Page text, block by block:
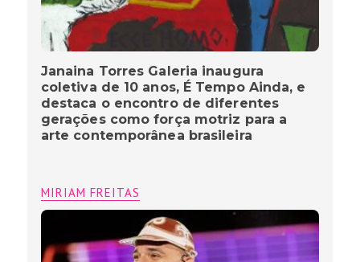
Janaina Torres Galeria inaugura
coletiva de 10 anos, É Tempo Ainda, e
destaca o encontro de diferentes
gerações como força motriz para a
arte contemporânea brasileira
MIRIAM FREITAS